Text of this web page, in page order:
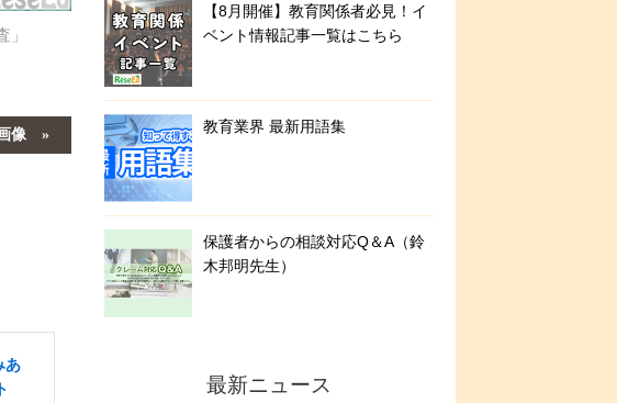
像
あ
【8月開催】教育関係者必見！イ
ベント情報記事一覧はこちら
教育業界 最新用語集
保護者からの相談対応Q＆A（鈴
木邦明先生）
最新ニュース